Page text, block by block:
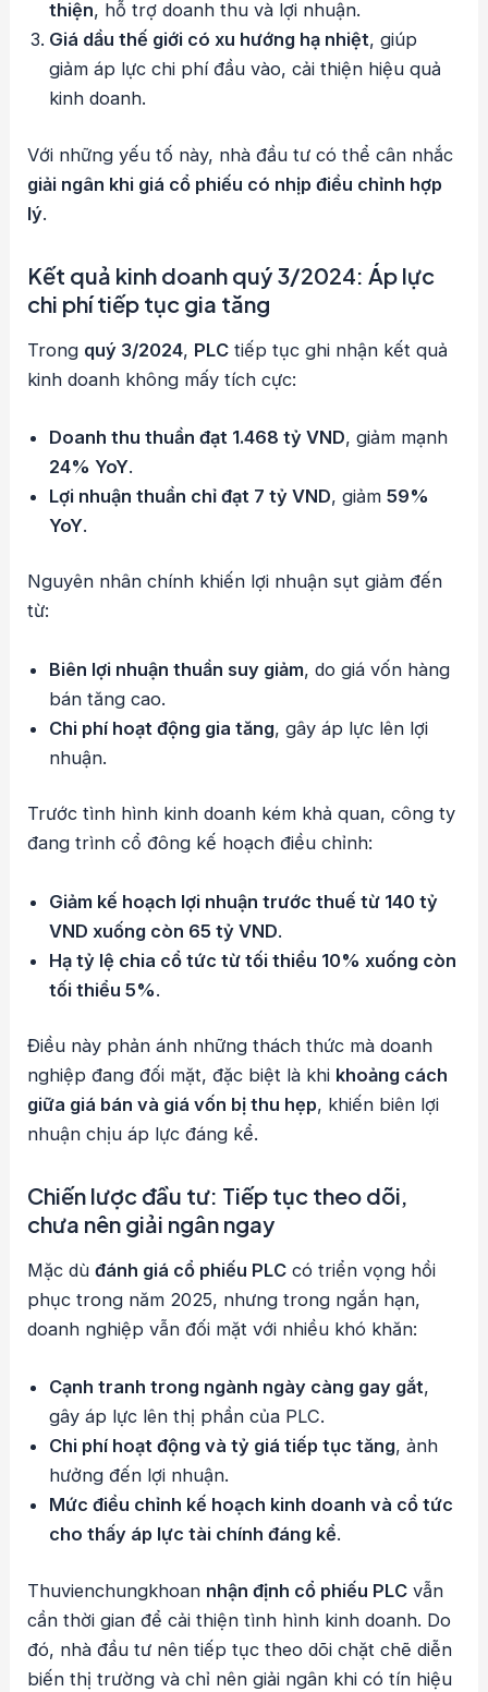
thiện, hỗ trợ doanh thu và lợi nhuận.
Giá dầu thế giới có xu hướng hạ nhiệt, giúp
giảm áp lực chi phí đầu vào, cải thiện hiệu quả
kinh doanh.
Với những yếu tố này, nhà đầu tư có thể cân nhắc
giải ngân khi giá cổ phiếu có nhịp điều chỉnh hợp
lý.
Kết quả kinh doanh quý 3/2024: Áp lực
chi phí tiếp tục gia tăng
Trong quý 3/2024, PLC tiếp tục ghi nhận kết quả
kinh doanh không mấy tích cực:
Doanh thu thuần đạt 1.468 tỷ VND, giảm mạnh
24% YoY.
Lợi nhuận thuần chỉ đạt 7 tỷ VND, giảm59%
YoY.
Nguyên nhân chính khiến lợi nhuận sụt giảm đến
từ:
Biên lợi nhuận thuần suy giảm, do giá vốn hàng
bán tăng cao.
Chi phí hoạt động gia tăng, gây áp lực lên lợi
nhuận.
Trước tình hình kinh doanh kém khả quan, công ty
đang trình cổ đông kế hoạch điều chỉnh:
Giảm kế hoạch lợi nhuận trước thuế từ 140 tỷ
VND xuống còn 65 tỷ VND.
Hạ tỷ lệ chia cổ tức từ tối thiểu 10% xuống còn
tối thiểu 5%.
Điều này phản ánh những thách thức mà doanh
nghiệp đang đối mặt, đặc biệt là khi khoảng cách
giữa giá bán và giá vốn bị thu hẹp, khiến biên lợi
nhuận chịu áp lực đáng kể.
Chiến lược đầu tư: Tiếp tục theo dõi,
chưa nên giải ngân ngay
Mặc dùđánh giá cổ phiếu PLC có triển vọng hồi
phục trong năm 2025, nhưng trong ngắn hạn,
doanh nghiệp vẫn đối mặt với nhiều khó khăn:
Cạnh tranh trong ngành ngày càng gay gắt,
gây áp lực lên thị phần của PLC.
Chi phí hoạt động và tỷ giá tiếp tục tăng, ảnh
hưởng đến lợi nhuận.
Mức điều chỉnh kế hoạch kinh doanh và cổ tức
cho thấy áp lực tài chính đáng kể.
Thuvienchungkhoan nhận định cổ phiếu PLC vẫn
cần thời gian để cải thiện tình hình kinh doanh. Do
đó, nhà đầu tư nên tiếp tục theo dõi chặt chẽ diễn
biến thị trường và chỉ nên giải ngân khi có tín hiệu